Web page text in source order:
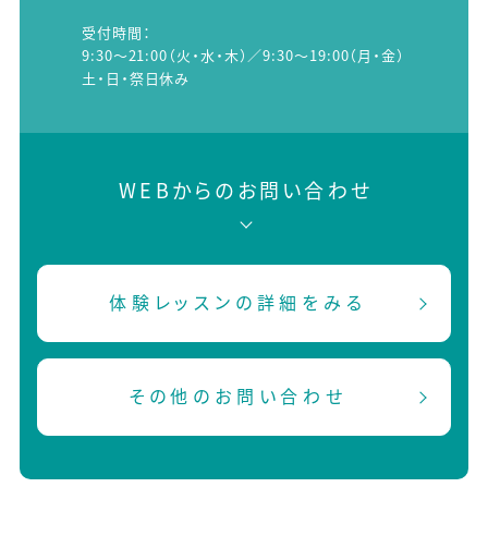
受付時間：
9:30～21:00（火・水・木）／9:30～19:00（月・金）
土・日・祭日休み
WEBからのお問い合わせ
体験レッスンの詳細をみる
その他のお問い合わせ